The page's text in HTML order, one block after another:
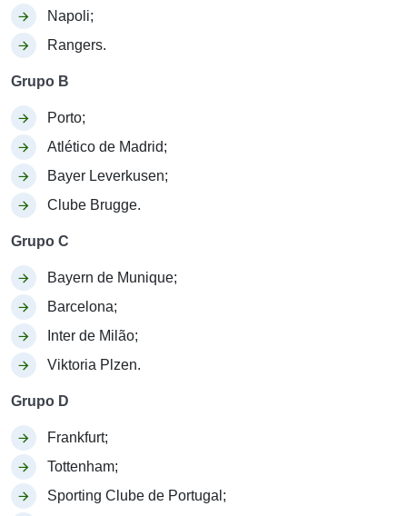
Napoli;
Rangers.
Grupo B
Porto;
Atlético de Madrid;
Bayer Leverkusen;
Clube Brugge.
Grupo C
Bayern de Munique;
Barcelona;
Inter de Milão;
Viktoria Plzen.
Grupo D
Frankfurt;
Tottenham;
Sporting Clube de Portugal;